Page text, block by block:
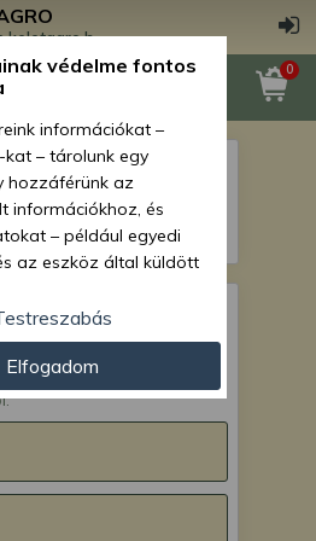
0
található!Vissza a
hírlevelünkre!
védelme fontos
információkat –
– tárolunk egy
hozzáférünk az
információkhoz, és
– például egyedi
az eszköz által küldött
hirdetések és
hirdetés- és
nézettségi adatok
termékek
és a termékek
engedélyével mi és a
pontos geolokációs
információkat
Elfogadom